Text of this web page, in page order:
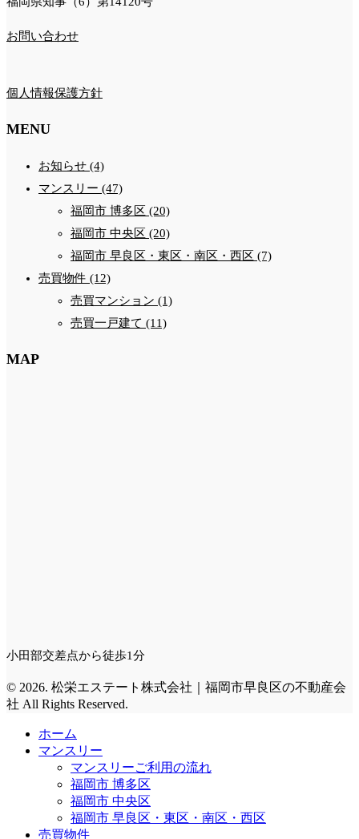
お問い合わせ
個人情報保護方針
MENU
お知らせ (4)
マンスリー (47)
福岡市 博多区 (20)
福岡市 中央区 (20)
福岡市 早良区・東区・南区・西区 (7)
売買物件 (12)
売買マンション (1)
売買一戸建て (11)
MAP
小田部交差点から徒歩1分
© 2026. 松栄エステート株式会社｜福岡市早良区の不動産会
社 All Rights Reserved.
ホーム
マンスリー
マンスリーご利用の流れ
福岡市 博多区
福岡市 中央区
福岡市 早良区・東区・南区・西区
売買物件